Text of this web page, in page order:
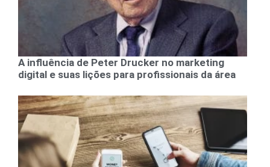
A influência de Peter Drucker no marketing
digital e suas lições para profissionais da área